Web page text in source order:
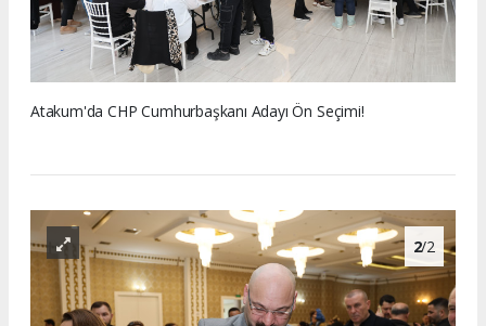
Atakum'da CHP Cumhurbaşkanı Adayı Ön Seçimi!
2/2